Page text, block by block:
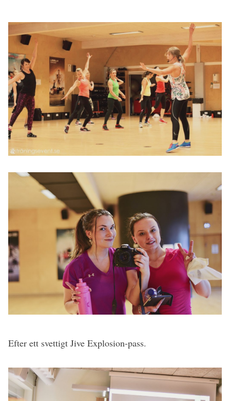
Efter ett svettigt Jive Explosion-pass.